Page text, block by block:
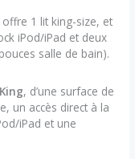
1 lit king-size, et
iPod/iPad et deux
salle de bain).
, d’une surface de
un accès direct à la
iPad et une